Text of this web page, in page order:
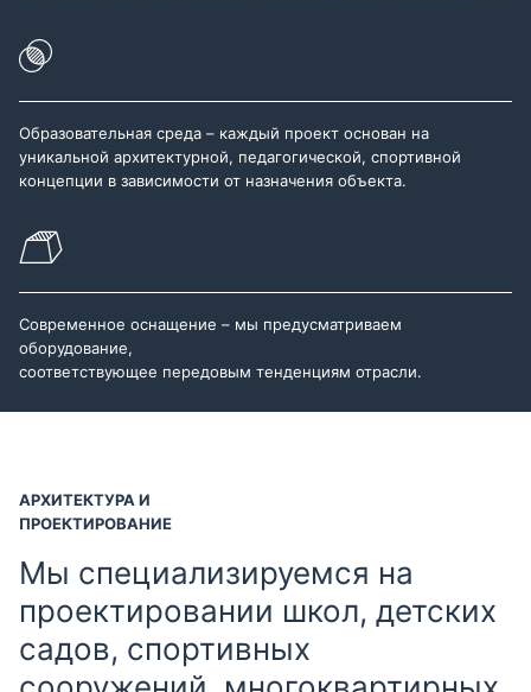
Образовательная среда – каждый проект основан на
уникальной архитектурной, педагогической, спортивной
концепции в зависимости от назначения объекта.
Современное оснащение – мы предусматриваем
оборудование,
соответствующее передовым тенденциям отрасли.
АРХИТЕКТУРА И
ПРОЕКТИРОВАНИЕ
Мы специализируемся на
проектировании школ, детских
садов, спортивных